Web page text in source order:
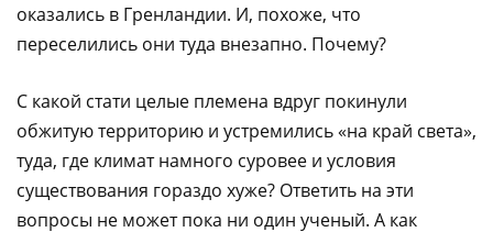
оказались в Гренландии. И, похоже, что
переселились они туда внезапно. Почему?
С какой стати целые племена вдруг покинули
обжитую территорию и устремились «на край света»,
туда, где климат намного суровее и условия
существования гораздо хуже? Ответить на эти
вопросы не может пока ни один ученый. А как